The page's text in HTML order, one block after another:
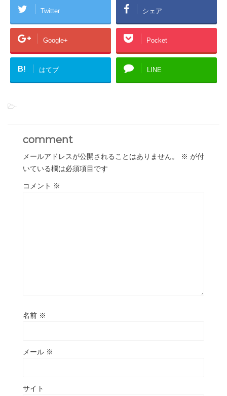
Twitter シェア
Google+ Pocket
B! はてブ LINE
-
comment
メールアドレスが公開されることはありません。 ※ が付
いている欄は必須項目です
コメント ※
名前 ※
メール ※
サイト